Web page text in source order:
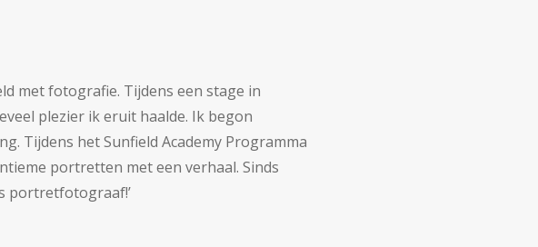
met fotografie. Tijdens een stage in
plezier ik eruit haalde. Ik begon
Tijdens het Sunfield Academy Programma
portretten met een verhaal. Sinds
portretfotograaf!’